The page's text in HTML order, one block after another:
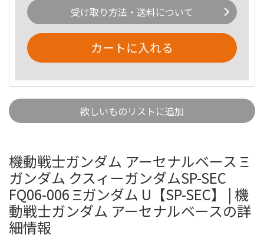
受け取り方法・送料について
カートに入れる
欲しいものリストに追加
機動戦士ガンダム アーセナルベース Ξ
ガンダム クスィーガンダムSP-SEC
FQ06-006 Ξガンダム U【SP-SEC】 | 機
動戦士ガンダム アーセナルベースの詳
細情報